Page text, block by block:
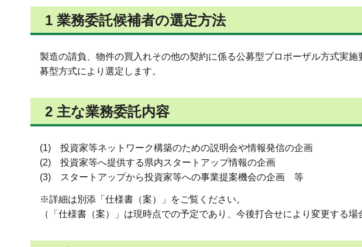
1 業務委託候補者の選定方法
製造の請負、物件の買入れその他の契約に係る公募型プロポーザル方式実
募型方式により選定します。
2 主な業務委託内容
(1) 投資家等ネットワーク構築のための説明会や情報発信の企画
(2) 投資家等へ提供する県内スタートアップ情報の企画
(3) スタートアップから投資家等への事業提案機会の企画 等
※詳細は別添「仕様書（案）」をご覧ください。
（「仕様書（案）」は現時点での予定であり、今後打合せにより変更する場